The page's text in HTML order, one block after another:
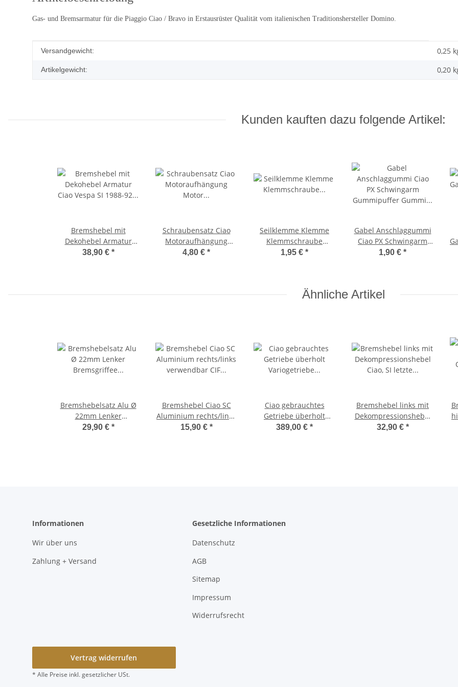
Gas- und Bremsarmatur für die Piaggio Ciao / Bravo in Erstausrüster Qualität vom italienischen Traditionshersteller Domino.
Produkteigenschaft
Wert
Versandgewicht: 0,25
Artikelgewicht: 0,20
Kunden kauften dazu folgende Artikel:
Bremshebel mit
Dekohebel Armatur
Ciao Vespa SI 1988-92
38,90 € *
Schraubensatz Ciao
Motoraufhängung
Motor Befestigungssatz
4,80 € *
Seilklemme Klemme
Klemmschraube
BremszugKlemmplättchen
1,95 € *
Gabel Anschlaggummi
Ciao PX Schwingarm
Gummipuffer Gummi -
1,90 € *
Ähnliche Artikel
Bremshebelsatz Alu Ø
22mm Lenker
Bremsgriffee Armatur
29,90 € *
Bremshebel Ciao SC
Aluminium rechts/links
verwendbar CIF
15,90 € *
Ciao gebrauchtes
Getriebe überholt
Variogetriebe 11,5:1
389,00 € *
Bremshebel links mit
Dekompressionshebel
Ciao, SI letzte Seie -
32,90 € *
Informationen
Wir über uns
Zahlung + Versand
Gesetzliche Informationen
Datenschutz
AGB
Sitemap
Impressum
Widerrufsrecht
Vertrag widerrufen
* Alle Preise inkl. gesetzlicher USt.